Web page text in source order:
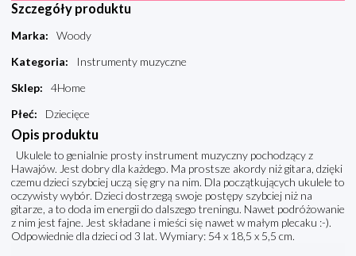
Szczegóły produktu
Marka:
Woody
Kategoria:
Instrumenty muzyczne
Sklep:
4Home
Płeć: Dziecięce
Opis produktu
Ukulele to genialnie prosty instrument muzyczny pochodzący z
Hawajów. Jest dobry dla każdego. Ma prostsze akordy niż gitara, dzięki
czemu dzieci szybciej uczą się gry na nim. Dla początkujących ukulele to
oczywisty wybór. Dzieci dostrzegą swoje postępy szybciej niż na
gitarze, a to doda im energii do dalszego treningu. Nawet podróżowanie
z nim jest fajne. Jest składane i mieści się nawet w małym plecaku :-).
Odpowiednie dla dzieci od 3 lat. Wymiary: 54 x 18,5 x 5,5 cm.